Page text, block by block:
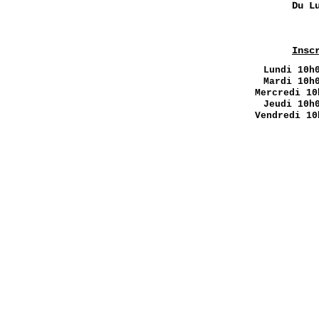
Du
Lundi
Mardi
Mercredi
Jeudi
Vendredi